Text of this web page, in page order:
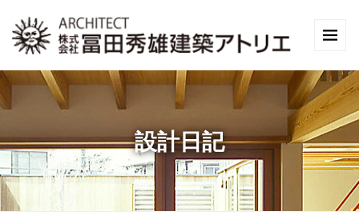
設計日記